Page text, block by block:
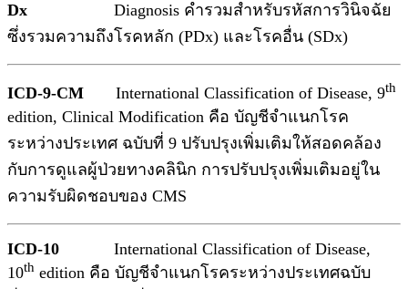
Dx Diagnosis คำรวมสำหรับรหัสการวินิจฉัย
ซึ่งรวมความถึงโรคหลัก (PDx) และโรคอื่น (SDx)
ICD-9-CM International Classification of Disease, 9th
edition, Clinical Modification คือ บัญชีจำแนกโรค
ระหว่างประเทศ ฉบับที่ 9 ปรับปรุงเพิ่มเติมให้สอดคล้อง
กับการดูแลผู้ป่วยทางคลินิก การปรับปรุงเพิ่มเติมอยู่ใน
ความรับผิดชอบของ CMS
ICD-10 International Classification of Disease,
10th edition คือ บัญชีจำแนกโรคระหว่างประเทศฉบับ